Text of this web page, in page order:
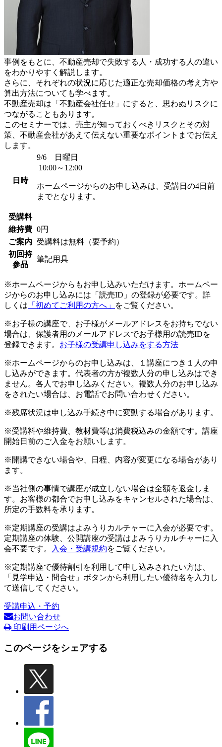
事例をもとに、不動産売却で失敗する人・成功する人の違い
をわかりやすく解説します。
さらに、それぞれの状況に応じた適正な売却価格の考え方や
算出方法についても学べます。
不動産売却は「不動産会社任せ」にすると、思わぬリスクに
つながることもあります。
このセミナーでは、売主が知っておくべきリスクとその対
策、不動産会社があえて伝えない重要なポイントまでお伝え
します。
日時
9/6 日曜日
10:00～12:00
ホームページからのお申し込みは、受講日の4日前
までとなります。
受講料
維持費 0円
ご案内
受講料は無料（要予約）
初回持
参品
筆記用具
※ホームページからもお申し込みいただけます。ホームペー
ジからのお申し込みには「読売ID」の登録が必要です。詳
しくは 「初めてご利用の方へ」 をご覧ください。
※お子様の講座で、お子様がメールアドレスをお持ちでない
場合は、保護者用のメールアドレスでお子様用の読売IDを
登録できます。 お子様の受講申し込みをする方法
※ホームページからのお申し込みは、１講座につき１人の申
し込みができます。代表者の方が複数人分の申し込みはでき
ません。各人でお申し込みください。複数人分のお申し込み
をされたい場合は、お電話でお問い合わせください。
※残席状況は申し込み手続き中に変動する場合があります。
※受講料や維持費、教材費等は消費税込みの金額です。講座
開始日前のご入金をお願いします。
※開講できない場合や、日程、内容が変更になる場合があり
ます。
※当社側の事情で講座が成立しない場合は全額を返金しま
す。お客様の都合でお申し込みをキャンセルされた場合は、
所定の手数料を承ります。
※定期講座の受講はよみうりカルチャーに入会が必要です。
定期講座の体験、公開講座の受講はよみうりカルチャーに入
会不要です。
入会・受講規約をご覧ください。
※定期講座で優待割引を利用して申し込みされたい方は、
「見学申込・問合せ」ボタンから利用したい優待名を入力し
て送信してください。
受講申込・予約
お問い合わせ
印刷用ページへ
このページをシェアする